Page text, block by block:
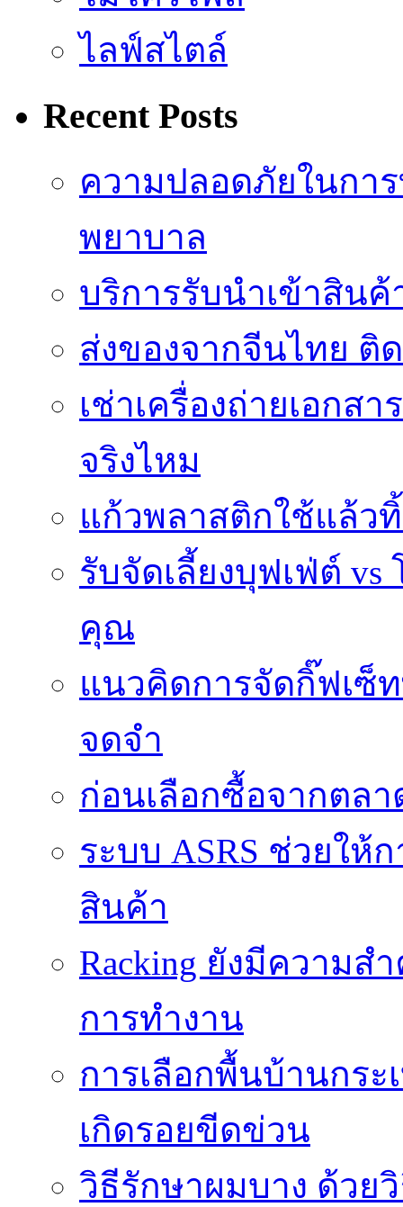
ไลฟ์สไตล์
Recent Posts
ความปลอดภัยในกา
พยาบาล
บริการรับนำเข้าสิน
ส่งของจากจีนไทย ติ
เช่าเครื่องถ่ายเอกส
จริงไหม
แก้วพลาสติกใช้แล้ว
รับจัดเลี้ยงบุฟเฟ่ต์
คุณ
แนวคิดการจัดกิ๊ฟเซ็
จดจำ
ก่อนเลือกซื้อจากตล
ระบบ ASRS ช่วยให้
สินค้า
Racking ยังมีความ
การทำงาน
การเลือกพื้นบ้านกร
เกิดรอยขีดข่วน
วิธีรักษาผมบาง ด้วย